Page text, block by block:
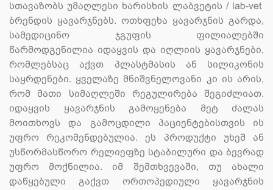
სთავაზობს უმაღლესი ხარისხის ლაბვეტის / lab-vet
ბრენდის ყავარჯნებს. ოთხფეხა ყავარჯნის გარდა,
სამედიცინო ჯგუფის ფილიალებში
წარმოდგენილია იდაყვის და იღლიის ყავარჯნები,
რომლებსაც აქვთ პლასტმასის ან სილიკონის
საყრდენები. ყველაზე მნიშვნელოვანი კი ის არის,
რომ მათი სიმაღლეში რეგულირება შეგიძლიათ.
იდაყვის ყავარჯნის გამოყენება მეტ ძალას
მოითხოვს და გამოცდილი პაციენტებისთვის ის
უფრო რეკომენდებულია. ეს პროდუქტი უხეშ ან
უსწორმასწორო რელიეფზე სტაბილური და ბევრად
უფრო მოქნილია. იმ შემთხვევაში, თუ ახალი
დაწყებული გაქვთ ორთოპედიული ყავარჯნის